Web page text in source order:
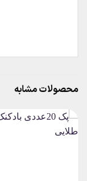
محصولات مشابه